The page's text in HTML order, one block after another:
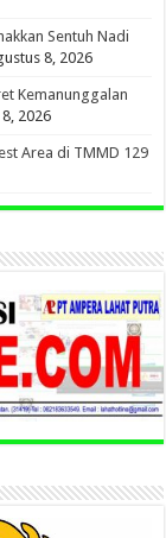
Sentuh Nadi
8, 2026
Kemanunggalan
2026
Area di TMMD 129